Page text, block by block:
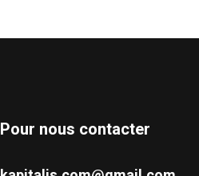
Pour nous contacter